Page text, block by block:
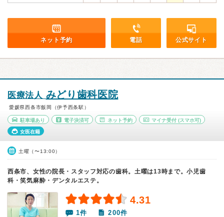
ネット予約 電話 公式サイト
医療法人 みどり歯科医院
愛媛県西条市飯岡（伊予西条駅）
駐車場あり 電子決済可 ネット予約 マイナ受付 (スマホ可)
女医在籍
土曜（〜13:00）
西条市、女性の院長・スタッフ対応の歯科。土曜は13時まで。小児歯
科・笑気麻酔・デンタルエステ。
4.31
1件 200件